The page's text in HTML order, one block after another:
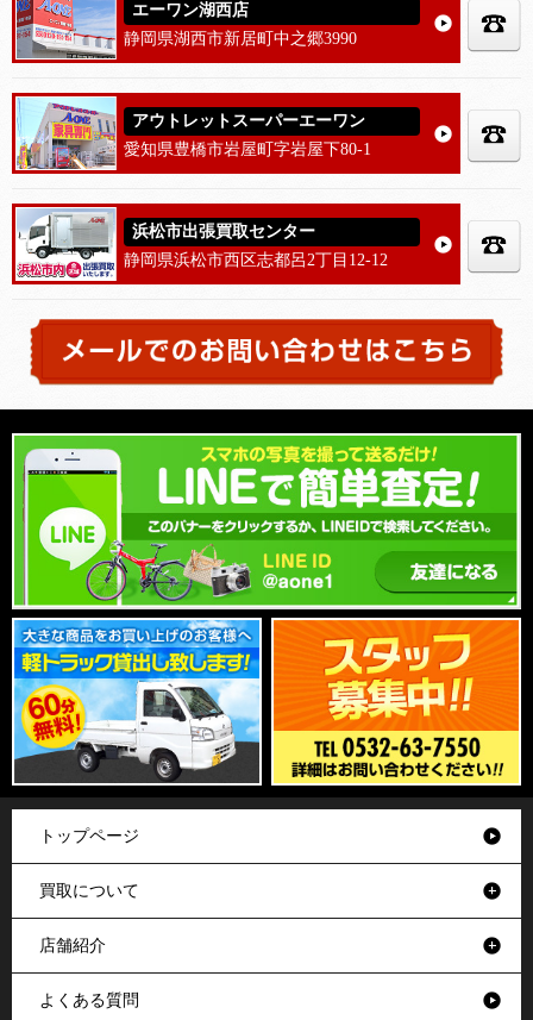
エーワン湖西店
静岡県湖西市新居町中之郷3990
アウトレットスーパーエーワン
愛知県豊橋市岩屋町字岩屋下80-1
浜松市出張買取センター
静岡県浜松市西区志都呂2丁目12-12
トップページ
買取について
店舗紹介
よくある質問